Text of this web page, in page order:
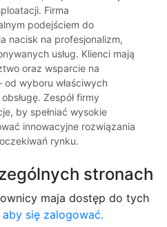
Firma
podejściem do
nacisk na profesjonalizm,
usług. Klienci mają
oraz wsparcie na
od wyboru właściwych
Zespół firmy
by spełniać wysokie
innowacyjne rozwiązania
rynku.
stronach
maja dostęp do tych
aby się zalogować.